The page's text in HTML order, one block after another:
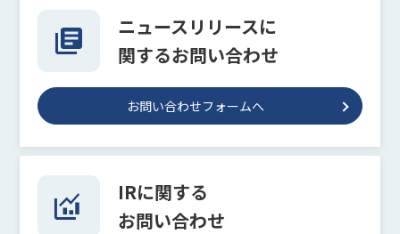
ニュースリリースに
関するお問い合わせ
お問い合わせフォームへ
IRに関する
お問い合わせ